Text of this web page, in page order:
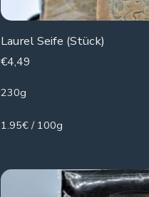
Laurel Seife (Stück)
€4,49
230g
1.95€ / 100g